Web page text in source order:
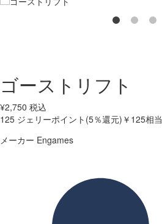
ゴーストリフト
¥2,750 税込
125 ジェリーポイント(5％還元) ￥125相当
メーカー Engames